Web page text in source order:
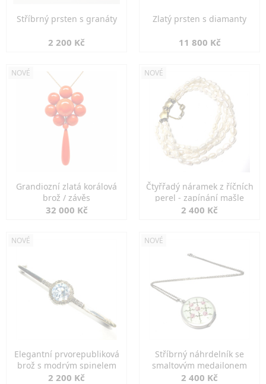
Stříbrný prsten s granáty
2 200 Kč
Zlatý prsten s diamanty
11 800 Kč
NOVÉ
Grandiozní zlatá korálová
brož / závěs
32 000 Kč
NOVÉ
Čtyřřadý náramek z říčních
perel - zapínání mašle
2 400 Kč
NOVÉ
Elegantní prvorepubliková
brož s modrým spinelem
2 200 Kč
NOVÉ
Stříbrný náhrdelník se
smaltovým medailonem
2 400 Kč